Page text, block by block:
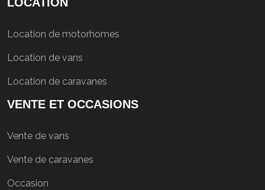
Location de motorhomes
Location de vans
Location de caravanes
VENTE ET OCCASIONS
Vente de vans
Vente de caravanes
Occasion